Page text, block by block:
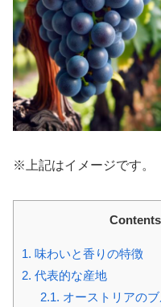
※上記はイメージです。
Contents
1. 味わいと香りの特徴
2. 代表的な産地
2.1. オーストリアの